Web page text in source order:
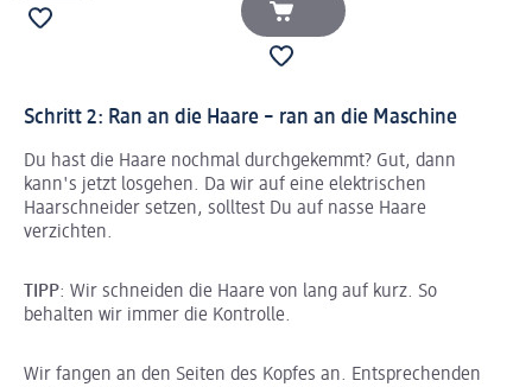
Schritt 2: Ran an die Haare – ran an die Maschine
Du hast die Haare nochmal durchgekemmt? Gut, dann
kann's jetzt losgehen. Da wir auf eine elektrischen
Haarschneider setzen, solltest Du auf nasse Haare
verzichten.
TIPP: Wir schneiden die Haare von lang auf kurz. So
behalten wir immer die Kontrolle.
Wir fangen an den Seiten des Kopfes an. Entsprechenden